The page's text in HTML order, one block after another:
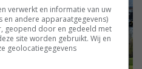
verwerkt en informatie van uw
en andere apparaatgegevens)
geopend door en gedeeld met
site worden gebruikt. Wij en
geolocatiegegevens